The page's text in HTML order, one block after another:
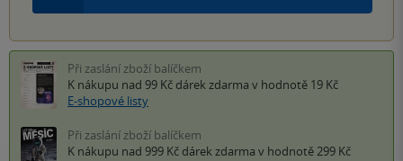
Při zaslání zboží balíčkem
K nákupu nad 99 Kč dárek zdarma v hodnotě 19 Kč
E-shopové listy
Při zaslání zboží balíčkem
K nákupu nad 999 Kč dárek zdarma v hodnotě 299 Kč